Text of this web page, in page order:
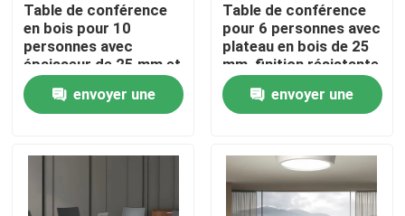
À la maison
À propos de nous
Table de conférence
en bois pour 10
personnes avec
épaisseur de 25 mm et
surface résistante aux
rayures pour les
réunions de conseil
envoyer une
Table de conférence
pour 6 personnes avec
plateau en bois de 25
mm, finition résistante
aux rayures et
couleurs
personnalisables
envoyer une